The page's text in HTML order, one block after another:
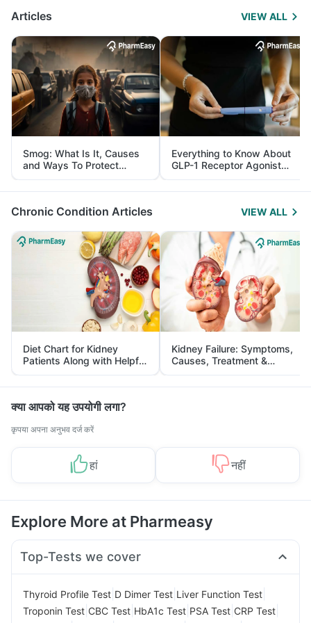
Articles VIEW ALL
Smog: What Is It, Causes
and Ways To Protect
Yourself From It
Everything to Know About
GLP-1 Receptor Agonist
and Its Role in Weight
Management
Chronic Condition Articles VIEW ALL
Diet Chart for Kidney
Patients Along with Helpful
Tips
Kidney Failure: Symptoms,
Causes, Treatment &
Prevention
क्या आपको यह उपयोगी लगा?
कृपया अपना अनुभव दर्ज करें
हां नहीं
Explore More at Pharmeasy
Top-Tests we cover
Thyroid Profile Test D Dimer Test Liver Function Test
Troponin Test CBC Test HbA1c Test PSA Test CRP Test